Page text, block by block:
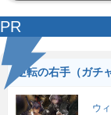
PR
逆転の右手（ガチ
ウ